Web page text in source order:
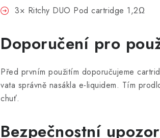
3× Ritchy DUO Pod cartridge 1,2Ω
Doporučení pro
Před prvním použitím doporučujeme
vata správně nasákla e-liquidem. Tím
chuť.
Bezpečnostní